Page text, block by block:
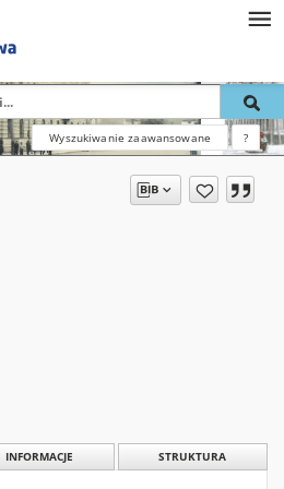
Wyszukiwanie zaawansowane ?
INFORMACJE STRUKTURA